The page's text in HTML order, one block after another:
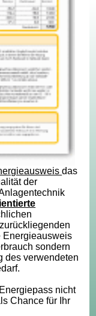
das
der
Energieausweis
sondern
des verwendeten
nicht
Chance für Ihr